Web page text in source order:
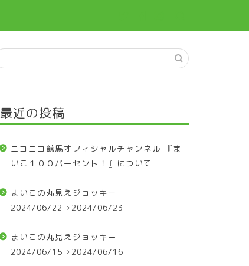
最近の投稿
ニコニコ競馬オフィシャルチャンネル 『ま
いこ１００パーセント！』について
まいこの丸見えジョッキー
2024/06/22→2024/06/23
まいこの丸見えジョッキー
2024/06/15→2024/06/16